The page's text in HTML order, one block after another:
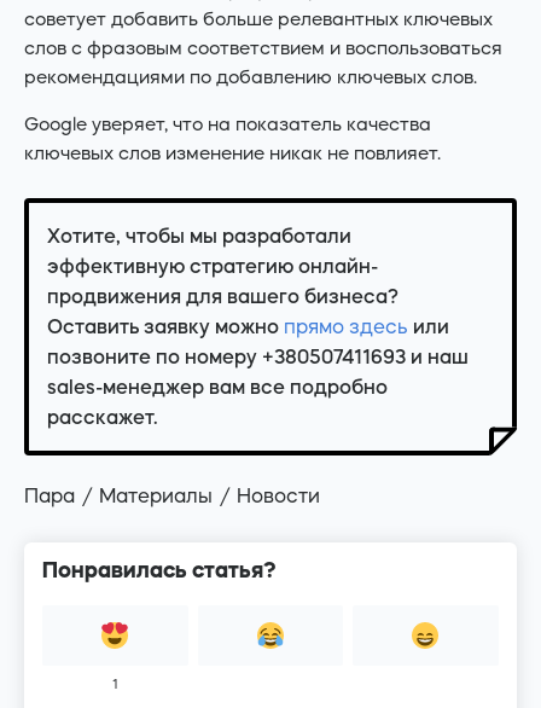
советует добавить больше релевантных ключевых
слов с фразовым соответствием и воспользоваться
рекомендациями по добавлению ключевых слов.
Google уверяет, что на показатель качества
ключевых слов изменение никак не повлияет.
Хотите, чтобы мы разработали
эффективную стратегию онлайн-
продвижения для вашего бизнеса?
Оставить заявку можно прямо здесь или
позвоните по номеру +380507411693 и наш
sales-менеджер вам все подробно
расскажет.
Пара Материалы Новости
Понравилась статья?
1